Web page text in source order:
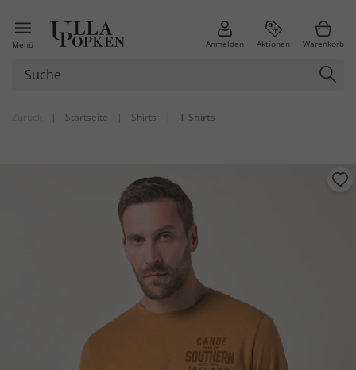
Menü Anmelden Aktionen Warenkorb
| Startseite | Shirts | T-Shirts